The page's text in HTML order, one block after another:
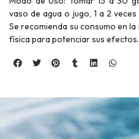
vaso de agua o jugo, 1 a 2
Se recomienda su consumo en
física para potenciar sus efectos.